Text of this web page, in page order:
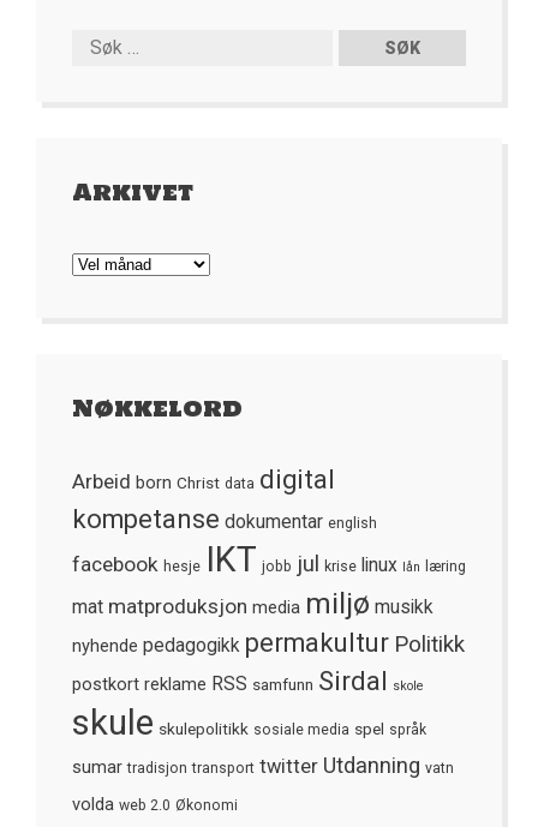
Arkivet
Arkivet
Nøkkelord
Arbeid born Christ data digital
kompetanse dokumentar english
facebook hesje IKT jobb jul krise linux lån læring
mat matproduksjon media miljø musikk
nyhende pedagogikk permakultur Politikk
postkort reklame RSS samfunn Sirdal skole
skule skulepolitikk sosiale media spel språk
sumar tradisjon transport twitter Utdanning vatn
volda web 2.0 Økonomi